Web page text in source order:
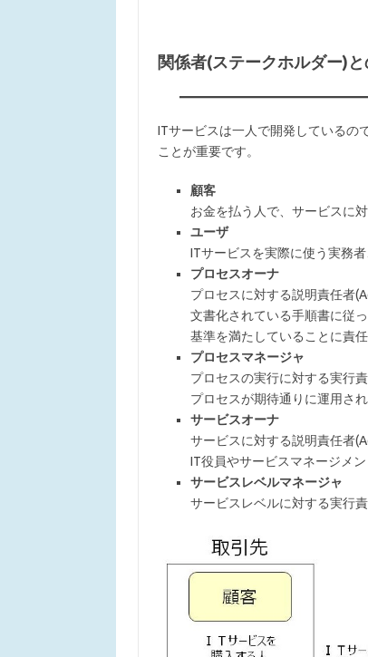
関係者(ステークホルダー)
ITサービスは一人で開発しているの
ことが重要です。
顧客
お金を払う人で、サービスに
ユーザ
ITサービスを実際に使う実務者
プロセスオーナ
プロセスに対する説明責任者
文書化されている手順書に従
基準を満たしていることに責任
プロセスマネージャ
プロセスの実行に対する実行責
プロセスが期待通りに運用さ
サービスオーナ
サービスに対する説明責任者
IT役員やサービスマネージメ
サービスレベルマネージャ
サービスレベルに対する実行